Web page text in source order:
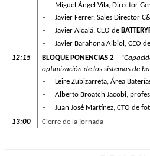
–
Miguel Ángel Vila, Director
–
Javier Ferrer, Sales Director
–
Javier Alcalá, CEO de
–
Javier Barahona Albiol, CEO
12:15
BLOQUE PONENCIAS 2 – “
optimización de los sistemas de
–
Leire Zubizarreta, Área
–
Alberto Broatch Jacobi,
–
Juan José Martínez, CTO de
13:00
Cierre de la jornada